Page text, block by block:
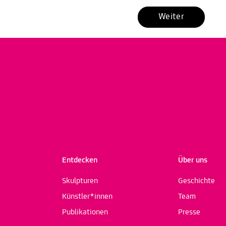
Weiter
Entdecken
Skulpturen
Künstler*innen
Publikationen
Über uns
Geschichte
Team
Presse